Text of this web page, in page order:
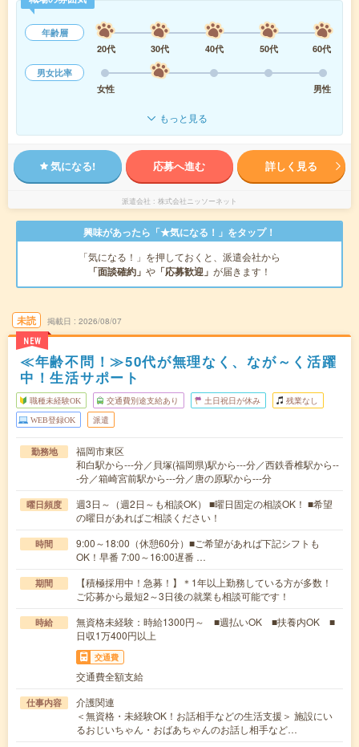
年齢層
20代
30代 40代 50代
60代
男女比率
女性
男性
もっと見る
気になる! 応募へ進む 詳しく見る
派遣会社 株式会社ニッソーネット
興味があったら「★気になる！」をタップ！
「気になる！」を押しておくと、派遣会社から
「面談確約」 や 「応募歓迎」 が届きます！
未読
NEW
掲載日 2026/08/07
≪年齢不問！≫50代が無理なく、なが～く活躍
中！生活サポート
職種未経験OK 交通費別途支給あり 土日祝日が休み 残業なし
WEB登録OK 派遣
勤務地
福岡市東区
和白駅から---分／貝塚(福岡県)駅から---分／西鉄香椎駅から--
-分／箱崎宮前駅から---分／唐の原駅から---分
曜日頻度
週3日～（週2日～も相談OK） ■曜日固定の相談OK！ ■希望
の曜日があればご相談ください！
時間
9:00～18:00（休憩60分）■ご希望があれば下記シフトも
OK！早番 7:00～16:00遅番 …
期間
【積極採用中！急募！】＊1年以上勤務している方が多数！
ご応募から最短2～3日後の就業も相談可能です！
時給
無資格未経験：時給1300円～ ■週払いOK ■扶養内OK ■
日収1万400円以上
交通費
交通費全額支給
仕事内容
介護関連
＜無資格・未経験OK！お話相手などの生活支援＞ 施設にい
るおじいちゃん・おばあちゃんのお話し相手など…